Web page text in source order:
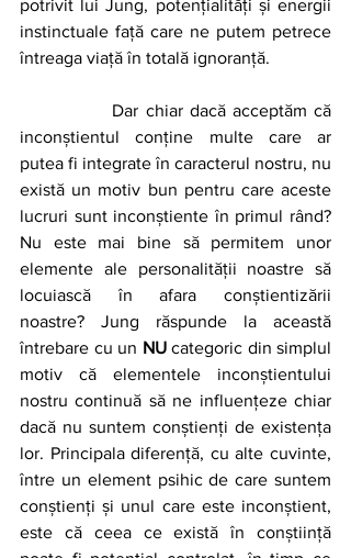
potrivit lui Jung, potențialități și energii
instinctuale față care ne putem petrece
întreaga viață în totală ignoranță.
inconștientul conține multe care ar
putea fi integrate în caracterul nostru, nu
există un motiv bun pentru care aceste
lucruri sunt inconștiente în primul rând?
Nu este mai bine să permitem unor
elemente ale personalității noastre să
locuiască în afara conștientizării
noastre? Jung răspunde la această
întrebare cu un NU categoric din simplul
motiv că elementele inconștientului
nostru continuă să ne influențeze chiar
dacă nu suntem conștienți de existența
lor. Principala diferență, cu alte cuvinte,
între un element psihic de care suntem
conștienți și unul care este inconștient,
este că ceea ce există în conștiință